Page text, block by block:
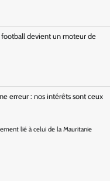
football devient un moteur de
erreur : nos intérêts sont ceux
lié à celui de la Mauritanie